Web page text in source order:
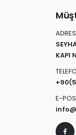
KAPI
+90
E-